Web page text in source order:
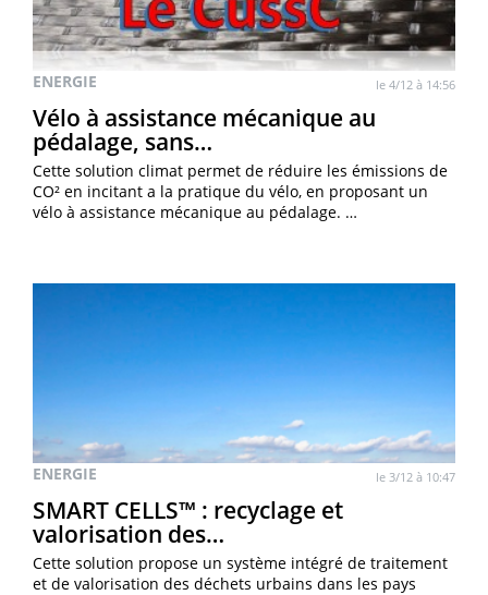
ENERGIE le 4/12 à 14:56
Vélo à assistance mécanique au
pédalage, sans…
Cette solution climat permet de réduire les émissions de
CO² en incitant a la pratique du vélo, en proposant un
vélo à assistance mécanique au pédalage. …
ENERGIE le 3/12 à 10:47
SMART CELLS™ : recyclage et
valorisation des…
Cette solution propose un système intégré de traitement
et de valorisation des déchets urbains dans les pays